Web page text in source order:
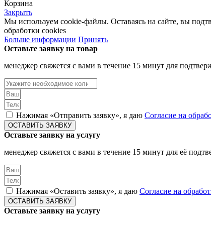
Корзина
Закрыть
Мы используем cookie-файлы. Оставаясь на сайте, вы
обработки cookies
Больше информации Принять
Оставьте заявку на товар
менеджер свяжется с вами в течение 15 минут для
Нажимая «Отправить заявку», я даю Согласие на
ОСТАВИТЬ ЗАЯВКУ
Оставьте заявку на услугу
менеджер свяжется с вами в течение 15 минут для её
Нажимая «Оставить заявку», я даю Согласие на
ОСТАВИТЬ ЗАЯВКУ
Оставьте заявку на услугу